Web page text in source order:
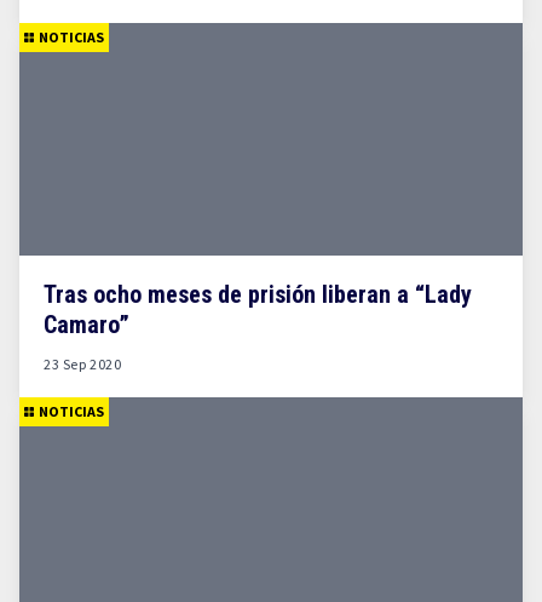
NOTICIAS
Tras ocho meses de prisión liberan a “Lady
Camaro”
23 Sep 2020
NOTICIAS